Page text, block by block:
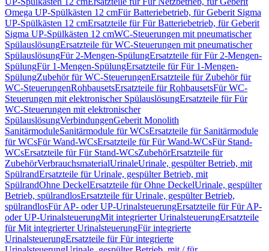
Omega UP-Spülkästen 12 cmFür Batteriebetrieb, für Geberit Sigma
UP-Spülkästen 12 cmErsatzteile für Für Batteriebetrieb, für Geberit
Sigma UP-Spülkästen 12 cmWC-Steuerungen mit pneumatischer
SpülauslösungErsatzteile für WC-Steuerungen mit pneumatischer
SpülauslösungFür 2-Mengen-SpülungErsatzteile für Für 2-Mengen-
SpülungFür 1-Mengen-SpülungErsatzteile für Für 1-Mengen-
SpülungZubehör für WC-SteuerungenErsatzteile für Zubehör für
WC-SteuerungenRohbausetsErsatzteile für RohbausetsFür WC-
Steuerungen mit elektronischer SpülauslösungErsatzteile für Für
WC-Steuerungen mit elektronischer
SpülauslösungVerbindungenGeberit Monolith
SanitärmoduleSanitärmodule für WCsErsatzteile für Sanitärmodule
für WCsFür Wand-WCsErsatzteile für Für Wand-WCsFür Stand-
WCsErsatzteile für Für Stand-WCsZubehörErsatzteile für
ZubehörVerbrauchsmaterialUrinaleUrinale, gespülter Betrieb, mit
SpülrandErsatzteile für Urinale, gespülter Betrieb, mit
SpülrandOhne DeckelErsatzteile für Ohne DeckelUrinale, gespülter
Betrieb, spülrandlosErsatzteile für Urinale, gespülter Betrieb,
spülrandlosFür AP- oder UP-UrinalsteuerungErsatzteile für Für AP-
oder UP-UrinalsteuerungMit integrierter UrinalsteuerungErsatzteile
für Mit integrierter UrinalsteuerungFür integrierte
UrinalsteuerungErsatzteile für Für integrierte